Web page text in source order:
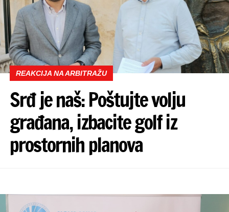
REAKCIJA NA ARBITRAŽU
Srđ je naš: Poštujte volju
građana, izbacite golf iz
prostornih planova